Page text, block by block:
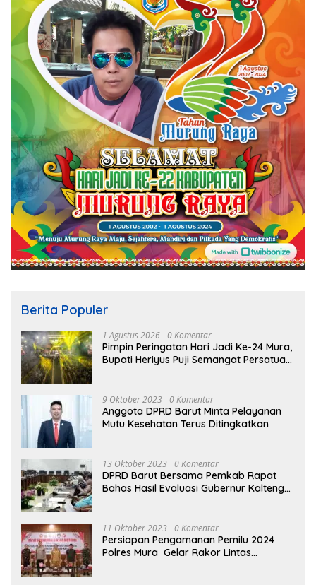
Berita Populer
1 Agustus 2026 0 Komentar
Pimpin Peringatan Hari Jadi Ke-24 Mura,
Bupati Heriyus Puji Semangat Persatuan
9 Oktober 2023 0 Komentar
Anggota DPRD Barut Minta Pelayanan
Mutu Kesehatan Terus Ditingkatkan
13 Oktober 2023 0 Komentar
DPRD Barut Bersama Pemkab Rapat
Bahas Hasil Evaluasi Gubernur Kalteng
11 Oktober 2023 0 Komentar
Persiapan Pengamanan Pemilu 2024
Polres Mura Gelar Rakor Lintas